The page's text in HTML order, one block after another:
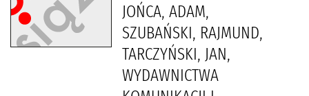
JOŃCA, ADAM,
SZUBAŃSKI, RAJMUND,
TARCZYŃSKI, JAN,
WYDAWNICTWA